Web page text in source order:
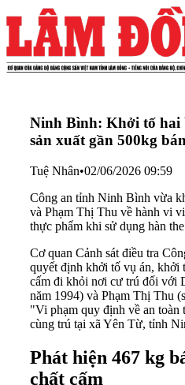
Ninh Bình: Khởi tố hai
sản xuất gần 500kg
Tuệ Nhân•02/06/2026 09:59
Công an tỉnh Ninh Bình vừa
và Phạm Thị Thu về hành vi
thực phẩm khi sử dụng hàn
Cơ quan Cảnh sát điều tra
quyết định khởi tố vụ án, khởi
cấm đi khỏi nơi cư trú đối với
năm 1994) và Phạm Thị Thu
"Vi phạm quy định về an toàn
cùng trú tại xã Yên Từ, tỉnh
Phát hiện 467 kg
chất cấm